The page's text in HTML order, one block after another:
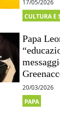
17/05/2026
CULTURA E
Papa
20/03/2026
PAPA